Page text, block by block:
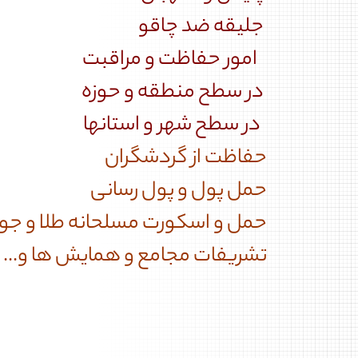
جلیقه ضد چاقو
امور حفاظت و مراقبت
در سطح منطقه و حوزه
در سطح شهر و استانها
حفاظت از گردشگران
حمل پول و پول رسانی
حمل و اسکورت مسلحانه طلا و
تشریفات مجامع و همایش ها و...